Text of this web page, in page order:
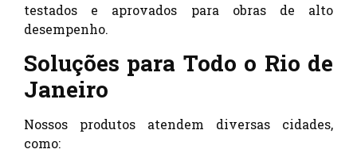
testados e aprovados para obras de alto
desempenho.
Soluções para Todo o Rio de
Janeiro
Nossos produtos atendem diversas cidades,
como: